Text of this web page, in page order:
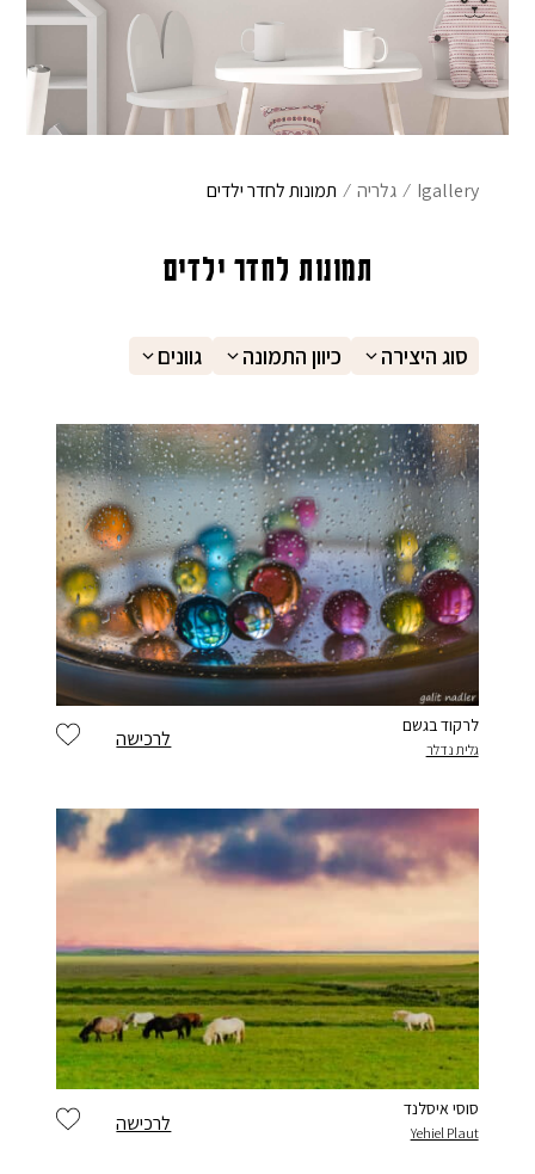
אימייל
הוֹדָעָה
Igallery
⁄ גלריה ⁄ תמונות לחדר ילדים
תמונות לחדר ילדים
סוג היצירה כיוון התמונה גוונים
לרכישה
לרקוד בגשם
גלית נדלר
לרכישה
סוסי איסלנד
Yehiel Plaut
שם משפחה
בחר שם משתמש באנגלית בלבד
בחר סיסמה מ-6 עד 14 תווים המכלים ספרות ואותיות באנגלית
וודא סיסמה
בהצטרפות הינך מצהיר כי קראת את התקנון ואתה
מסכים
אני פחות רוצה לקבל עדכונים, תודה
הרשמה